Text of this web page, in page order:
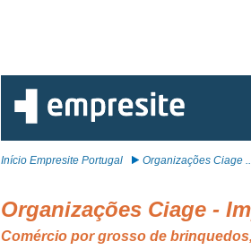
Início Empresite Portugal Organizações Ciage
Organizações Ciage -
Comércio por grosso de